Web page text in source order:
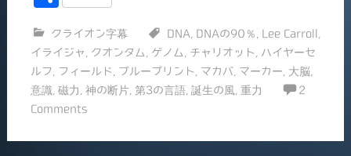
e
b
o
o
k
l
クライオン字幕 DNA DNAの90％ Lee Carroll
イライジャ
クオンタム ゲノム チャリオット
ハイヤーセ
ルフ
フィールド ブループリント マカバ, マーカー 大脳
意識 磁力 神の断片, 第3の言語, 誕生の風 重力
2
Comments